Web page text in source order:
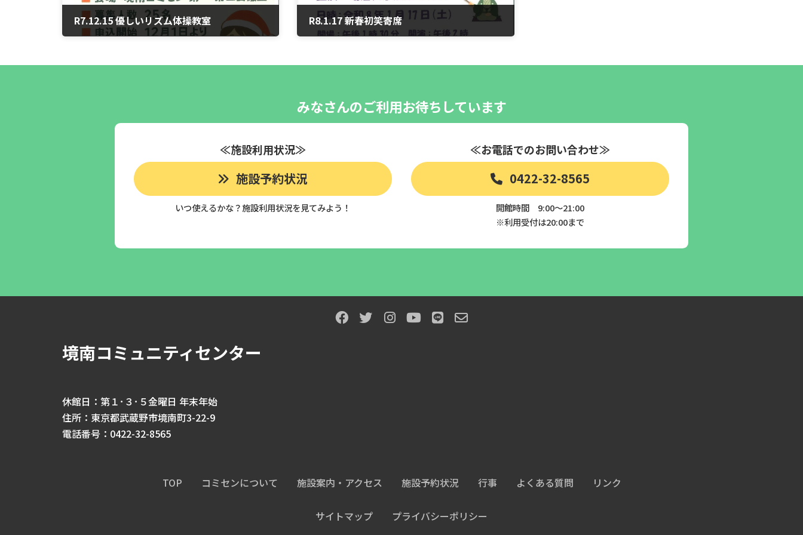
R7.12.15 優しいリズム体操教室 R8.1.17 新春初笑寄席
みなさんのご利用お待ちしています
≪施設利用状況≫
施設予約状況
いつ使えるかな？施設利用状況を見てみよう！
≪お電話でのお問い合わせ≫
0422-32-8565
開館時間 9:00～21:00
※利用受付は20:00まで
境南コミュニティセンター
休館日：第１･３･５金曜日 年末年始
住所：東京都武蔵野市境南町3-22-9
電話番号：0422-32-8565
TOP コミセンについて 施設案内・アクセス 施設予約状況 行事 よくある質問 リンク
サイトマップ プライバシーポリシー